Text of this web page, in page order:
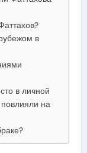
в
в личной
на